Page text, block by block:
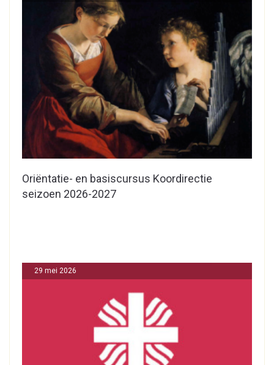
Oriëntatie- en basiscursus Koordirectie
seizoen 2026-2027
29 mei 2026